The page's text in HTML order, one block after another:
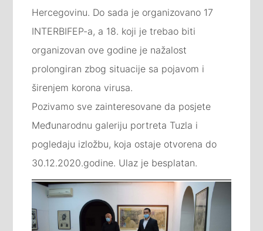
Hercegovinu. Do sada je organizovano 17
INTERBIFEP-a, a 18. koji je trebao biti
organizovan ove godine je nažalost
prolongiran zbog situacije sa pojavom i
širenjem korona virusa.
Pozivamo sve zainteresovane da posjete
Međunarodnu galeriju portreta Tuzla i
pogledaju izložbu, koja ostaje otvorena do
30.12.2020.godine. Ulaz je besplatan.